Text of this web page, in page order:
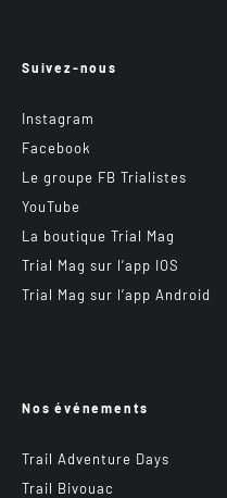
Suivez-nous
Instagram
Facebook
Le groupe FB Trialistes
YouTube
La boutique Trial Mag
Trial Mag sur l’app IOS
Trial Mag sur l’app Android
Nos événements
Trail Adventure Days
Trail Bivouac